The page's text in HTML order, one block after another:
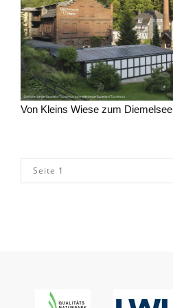
Von Kleins Wiese zum Diemelsee